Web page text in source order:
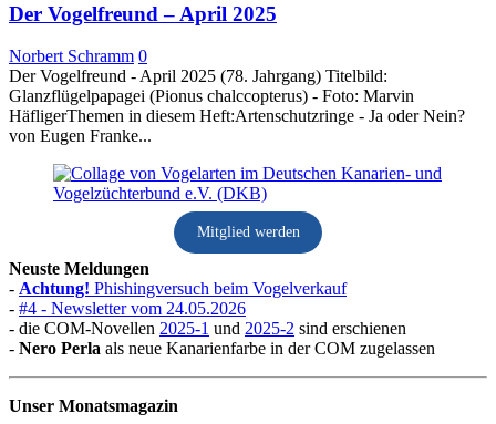
Der Vogelfreund – April 2025
Norbert Schramm 0
Der Vogelfreund - April 2025 (78. Jahrgang) Titelbild:
Glanzflügelpapagei (Pionus chalccopterus) - Foto: Marvin
HäfligerThemen in diesem Heft:Artenschutzringe - Ja oder Nein?
von Eugen Franke...
Mitglied werden
Neuste Meldungen
- Achtung! Phishingversuch beim Vogelverkauf
- #4 - Newsletter vom 24.05.2026
- die COM-Novellen 2025-1 und 2025-2 sind erschienen
- Nero Perla als neue Kanarienfarbe in der COM zugelassen
Unser Monatsmagazin